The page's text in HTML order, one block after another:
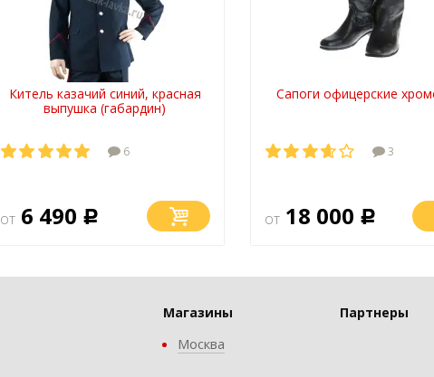
Китель казачий синий, красная
выпушка (габардин)
6
от6 490 Р
Сапоги офицерские
3
от 18 000 Р
Магазины
Москва
Партнеры